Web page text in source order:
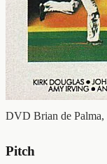
DVD Brian de
Pitch